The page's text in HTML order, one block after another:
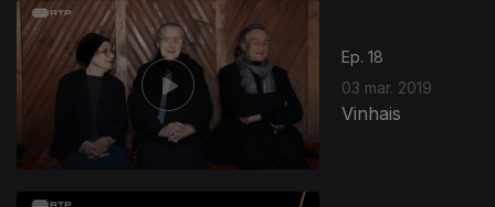
Ep. 18
03 mar. 2019
Vinhais